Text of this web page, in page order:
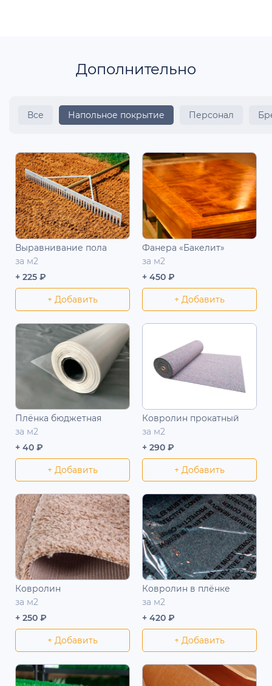
Дополнительно
Все Напольное покрытие Персонал
Выравнивание пола
за м2
+ 225 ₽
+ Добавить
Фанера «Бакелит»
за м2
+ 450 ₽
+ Добавить
Плёнка бюджетная
за м2
+ 40 ₽
+ Добавить
Ковролин прокатный
за м2
+ 290 ₽
+ Добавить
Ковролин
за м2
+ 250 ₽
+ Добавить
Ковролин в плёнке
за м2
+ 420 ₽
+ Добавить